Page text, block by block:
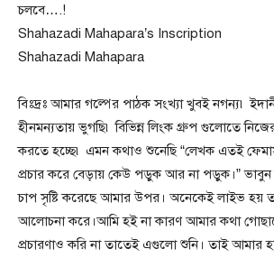
চলবে….!
Shahazadi Mahapara’s Inscription
Shahazadi Mahapara
বিঃদ্রঃ আমার গল্পের পাঠক সংখ্যা খুবই নগন্য৷
হীনমন্যতায় ভুগছি৷ বিভিন্ন লিংক গ্রুপ গুলোতে
করতে হচ্ছে৷ এমন কথাও শুনেছি “লেখক এতই
প্রচার করে বেড়ায় কেউ পড়ুক আর না পড়ুক।” ভাবুন
চাপ সৃষ্টি করেছে আমার উপর। অনেকেই লাইভ হয়
আলোচনা করে।আমি হই না কারণ আমার কথা
প্রচারণাও করি না তাতেই এগুলো শুনি। তাই আমার